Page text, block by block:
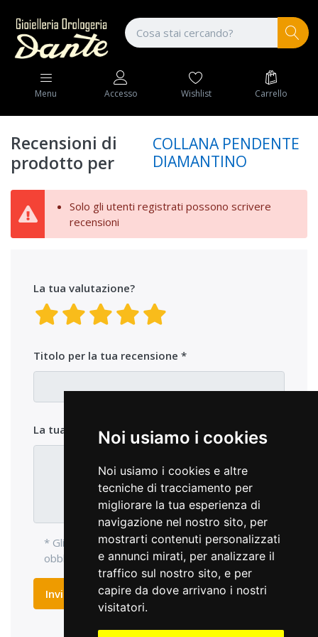
Noi usiamo i cookies
Noi usiamo i cookies e altre
tecniche di tracciamento per
migliorare la tua esperienza di
navigazione nel nostro sito, per
mostrarti contenuti personalizzati
e annunci mirati, per analizzare il
traffico sul nostro sito, e per
capire da dove arrivano i nostri
visitatori.
Menu Accesso Wishlist Carrello
Recensioni di
prodotto per
COLLANA PENDENTE
DIAMANTINO
Solo gli utenti registrati possono scrivere
recensioni
La tua valutazione?
Titolo per la tua recensione
La tua opinione sul prodotto
* Gli elementi di ingresso con l'asterisco sono
obbligatori e devono essere compilati.
Inviare recensione